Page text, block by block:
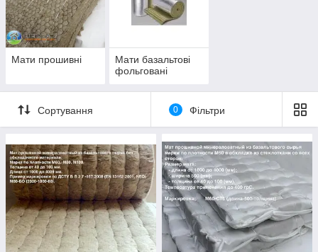
Мати прошивні
Мати базальтові
фольговані
Сортування 0 Фільтри